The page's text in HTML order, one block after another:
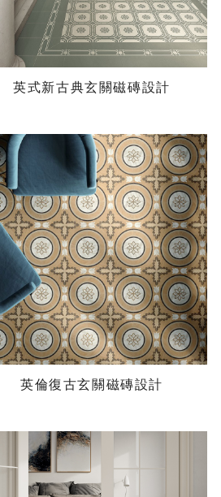
英式新古典玄關磁磚設計
英倫復古玄關磁磚設計